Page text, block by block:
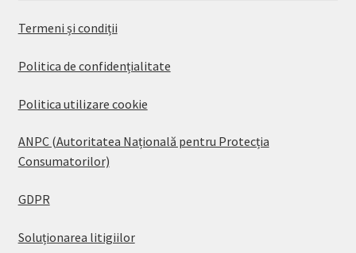
Termeni și condiții
Politica de confidențialitate
Politica utilizare cookie
ANPC (Autoritatea Națională pentru Protecția
Consumatorilor)
GDPR
Soluționarea litigiilor